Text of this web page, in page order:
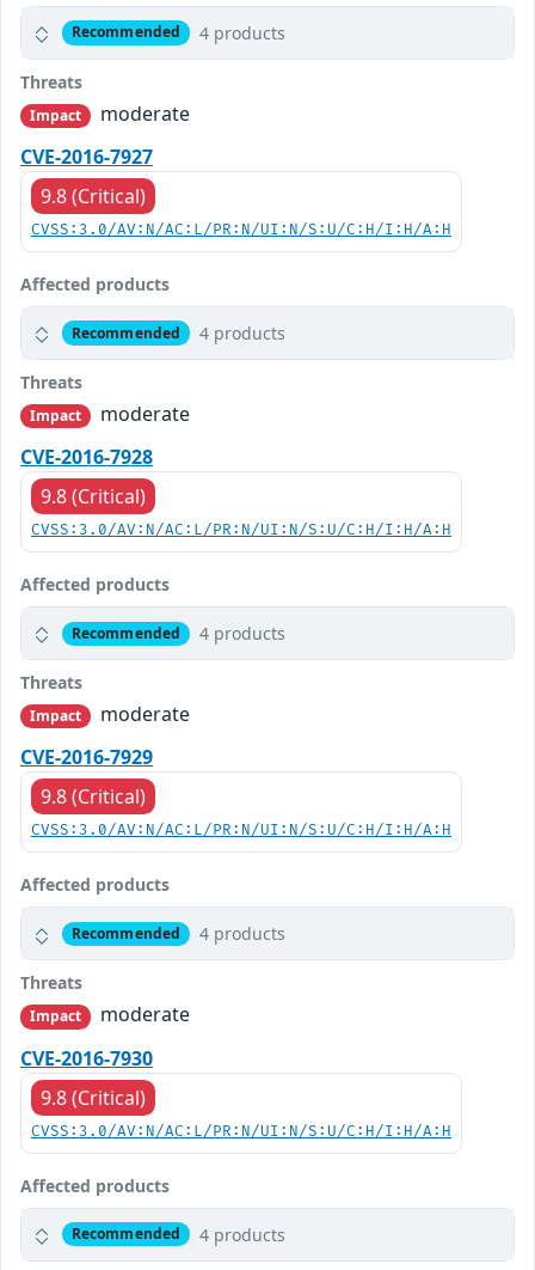
Recommended 4 products
Threats
Impact
moderate
CVE-2016-7927
9.8 (Critical)
CVSS:3.0/AV:N/AC:L/PR:N/UI:N/S:U/C:H/I:H/A:H
Affected products
Recommended 4 products
Threats
Impact
moderate
CVE-2016-7928
9.8 (Critical)
CVSS:3.0/AV:N/AC:L/PR:N/UI:N/S:U/C:H/I:H/A:H
Affected products
Recommended 4 products
Threats
Impact
moderate
CVE-2016-7929
9.8 (Critical)
CVSS:3.0/AV:N/AC:L/PR:N/UI:N/S:U/C:H/I:H/A:H
Affected products
Recommended 4 products
Threats
Impact
moderate
CVE-2016-7930
9.8 (Critical)
CVSS:3.0/AV:N/AC:L/PR:N/UI:N/S:U/C:H/I:H/A:H
Affected products
Recommended 4 products